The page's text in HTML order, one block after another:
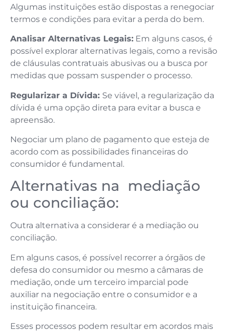
Algumas instituições estão dispostas a renegociar
termos e condições para evitar a perda do bem.
Analisar Alternativas Legais: Em alguns casos, é
possível explorar alternativas legais, como a revisão
de cláusulas contratuais abusivas ou a busca por
medidas que possam suspender o processo.
Regularizar a Dívida: Se viável, a regularização da
dívida é uma opção direta para evitar a busca e
apreensão.
Negociar um plano de pagamento que esteja de
acordo com as possibilidades financeiras do
consumidor é fundamental.
Alternativas na mediação
ou conciliação:
Outra alternativa a considerar é a mediação ou
conciliação.
Em alguns casos, é possível recorrer a órgãos de
defesa do consumidor ou mesmo a câmaras de
mediação, onde um terceiro imparcial pode
auxiliar na negociação entre o consumidor e a
instituição financeira.
Esses processos podem resultar em acordos mais